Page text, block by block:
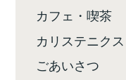
カフェ・喫茶
カリステニクス
ごあいさつ